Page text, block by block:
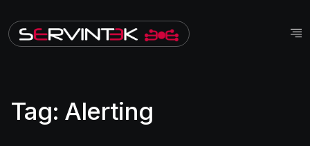
Tag: Alerting